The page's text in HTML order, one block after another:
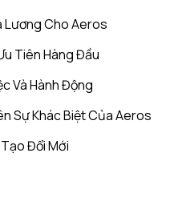
Lương Cho Aeros
Tiên Hàng Đầu
Và Hành Động
Sự Khác Biệt Của Aeros
Đổi Mới